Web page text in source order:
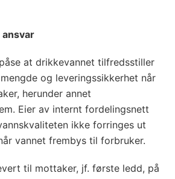
at drikkevannet tilfredsstiller
og leveringssikkerhet når
herunder annet
Eier av internt fordelingsnett
ikke forringes ut
vannet frembys til forbruker.
til mottaker, jf. første ledd, på